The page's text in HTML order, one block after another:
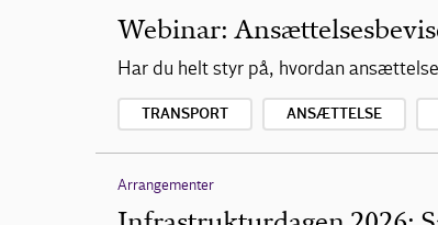
Webinar:
Har du helt styr på, hvordan
TRANSPORT ANSÆTTELSE
Arrangementer